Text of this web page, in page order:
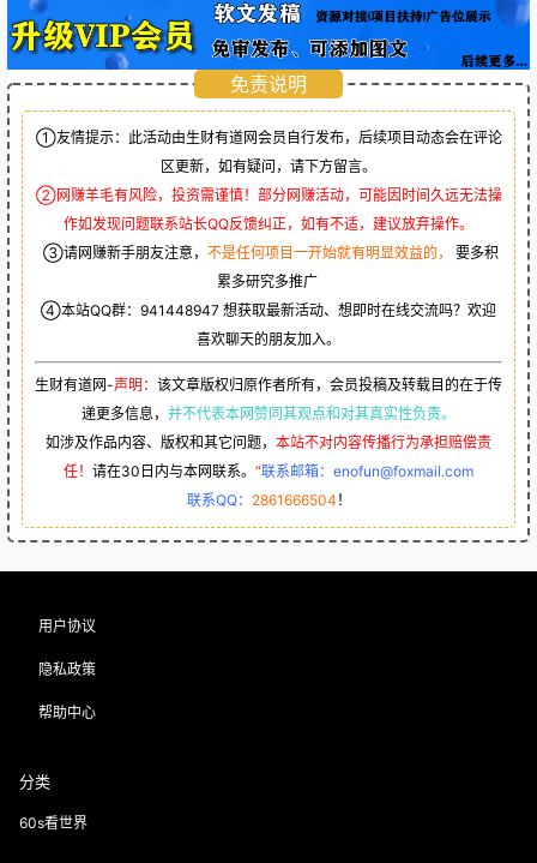
免责说明
①友情提示：此活动由生财有道网会员自行发布，后续项目动态会在评论
区更新，如有疑问，请下方留言。
②网赚羊毛有风险，投资需谨慎！部分网赚活动，可能因时间久远无法操
作如发现问题联系站长QQ反馈纠正，如有不适，建议放弃操作。
③请网赚新手朋友注意， 不是任何项目一开始就有明显效益的，
要多积
累多研究多推广
④本站QQ群： 941448947 想获取最新活动、想即时在线交流吗？欢迎
喜欢聊天的朋友加入。
生财有道网-声明： 该文章版权归原作者所有，会员投稿及转载目的在于传
递更多信息， 并不代表本网赞同其观点和对其真实性负责。
如涉及作品内容、版权和其它问题， 本站不对内容传播行为承担赔偿责
任！ 请在30日内与本网联系。 “联系邮箱：enofun@foxmail.com
联系QQ： 2861666504 ！
用户协议
隐私政策
帮助中心
分类
60s看世界